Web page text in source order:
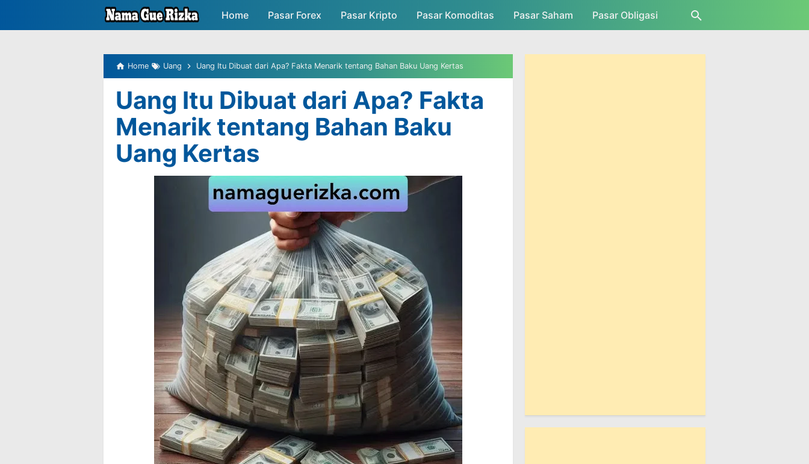
Skip to main content
Home Pasar Forex Pasar Kripto Pasar Komoditas Pasar Saham Pasar Obligasi
Home Uang Uang Itu Dibuat dari Apa? Fakta Menarik tentang Bahan Baku Uang Kertas
Uang Itu Dibuat dari Apa? Fakta
Menarik tentang Bahan Baku
Uang Kertas